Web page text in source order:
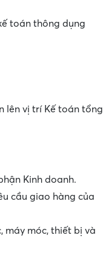
toán thông dụng
lên vị trí Kế toán tổng
Kinh doanh.
cầu giao hàng của
máy móc, thiết bị và